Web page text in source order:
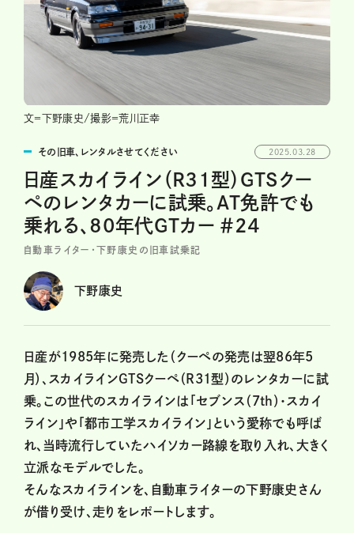
文＝下野康史/撮影＝荒川正幸
その旧車、レンタルさせてください 2025.03.28
日産スカイライン（R31型）GTSクー
ペのレンタカーに試乗。AT免許でも
乗れる、80年代GTカー ＃24
自動車ライター・下野康史の旧車試乗記
下野康史
日産が1985年に発売した（クーペの発売は翌86年5
月）、スカイラインGTSクーペ（R31型）のレンタカーに試
乗。この世代のスカイラインは「セブンス（7th）・スカイ
ライン」や「都市工学スカイライン」という愛称でも呼ば
れ、当時流行していたハイソカー路線を取り入れ、大きく
立派なモデルでした。
そんなスカイラインを、自動車ライターの下野康史さん
が借り受け、走りをレポートします。